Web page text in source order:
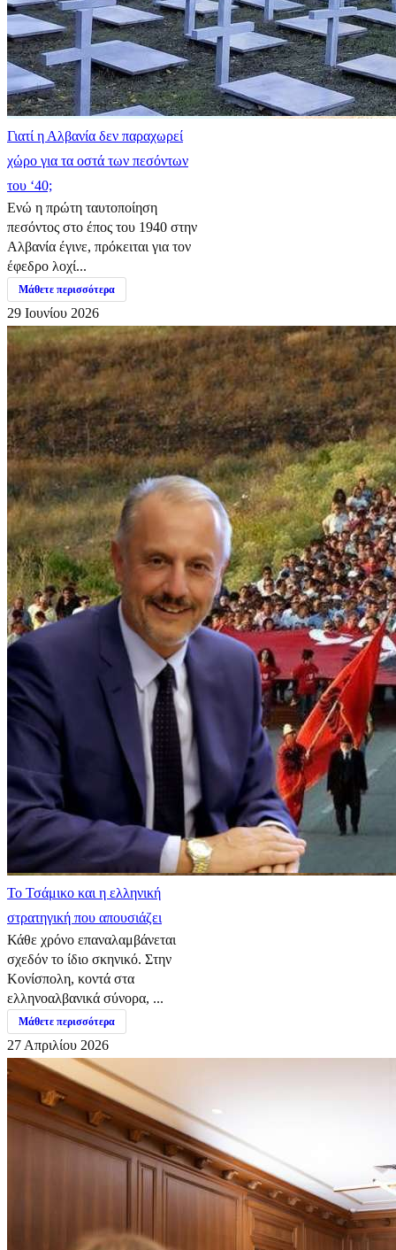
Γιατί η Αλβανία δεν παραχωρεί
χώρο για τα οστά των πεσόντων
του ‘40;
Ενώ η πρώτη ταυτοποίηση
πεσόντος στο έπος του 1940 στην
Αλβανία έγινε, πρόκειται για τον
έφεδρο λοχί...
Μάθετε περισσότερα
29 Ιουνίου 2026
​Το Τσάμικο και η ελληνική
στρατηγική που απουσιάζει
Κάθε χρόνο επαναλαμβάνεται
σχεδόν το ίδιο σκηνικό. Στην
Κονίσπολη, κοντά στα
ελληνοαλβανικά σύνορα, ...
Μάθετε περισσότερα
27 Απριλίου 2026